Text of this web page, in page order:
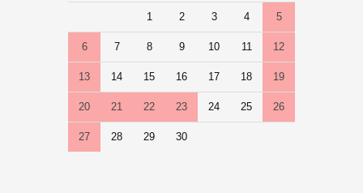
1 2 3 4 5
6 7 8 9 10 11 12
13 14 15 16 17 18 19
20 21 22 23 24 25 26
27 28 29 30